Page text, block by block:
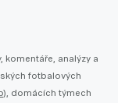
komentáře, analýzy a
fotbalových
), domácích týmech